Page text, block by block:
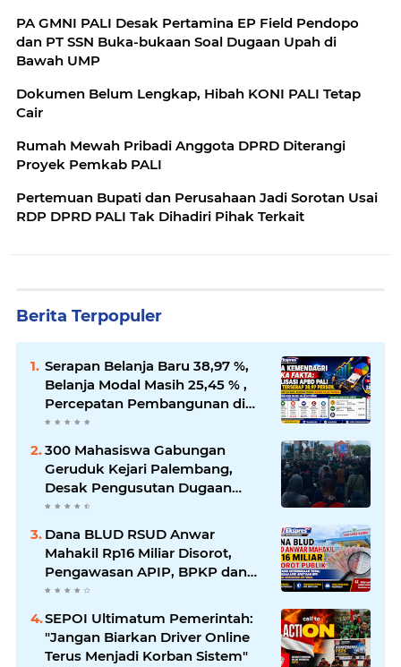
PA GMNI PALI Desak Pertamina EP Field Pendopo
dan PT SSN Buka-bukaan Soal Dugaan Upah di
Bawah UMP
Dokumen Belum Lengkap, Hibah KONI PALI Tetap
Cair
Rumah Mewah Pribadi Anggota DPRD Diterangi
Proyek Pemkab PALI
Pertemuan Bupati dan Perusahaan Jadi Sorotan Usai
RDP DPRD PALI Tak Dihadiri Pihak Terkait
Berita Terpopuler
Serapan Belanja Baru 38,97 %,
Belanja Modal Masih 25,45 % ,
Percepatan Pembangunan di
PALI Dipertanyakan
300 Mahasiswa Gabungan
Geruduk Kejari Palembang,
Desak Pengusutan Dugaan
Korupsi Tanpa Tebang Pilih
Dana BLUD RSUD Anwar
Mahakil Rp16 Miliar Disorot,
Pengawasan APIP, BPKP dan
BPK Harus Bergerak Optimal
SEPOI Ultimatum Pemerintah:
"Jangan Biarkan Driver Online
Terus Menjadi Korban Sistem"